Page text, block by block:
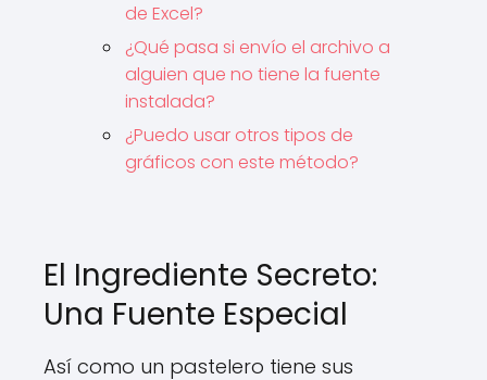
de Excel?
¿Qué pasa si envío el archivo a
alguien que no tiene la fuente
instalada?
¿Puedo usar otros tipos de
gráficos con este método?
El Ingrediente Secreto:
Una Fuente Especial
Así como un pastelero tiene sus